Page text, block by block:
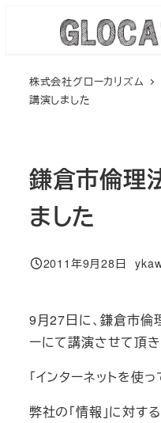
株式会社グローカリズム
講演しました
鎌倉市倫理
ました
投稿日
2011年9月28日
著
9月27日に、鎌倉市倫
ーにて講演させて頂き
「インターネットを使
弊社の「情報」に対す